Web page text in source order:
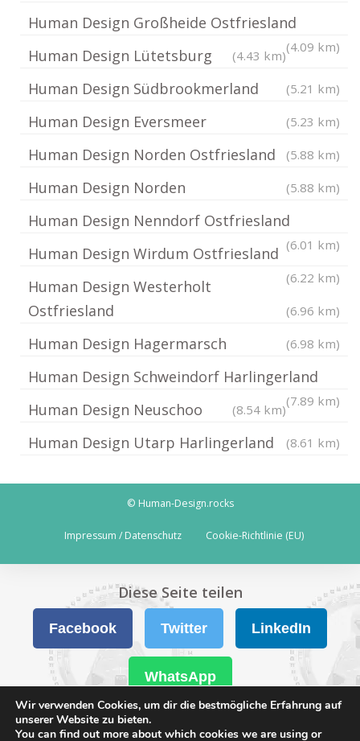
Human Design Großheide Ostfriesland
(4.09 km)
Human Design Lütetsburg (4.43 km)
Human Design Südbrookmerland (5.21 km)
Human Design Eversmeer (5.23 km)
Human Design Norden Ostfriesland (5.88 km)
Human Design Norden (5.88 km)
Human Design Nenndorf Ostfriesland
(6.01 km)
Human Design Wirdum Ostfriesland
(6.22 km)
Human Design Westerholt
Ostfriesland
(6.96 km)
Human Design Hagermarsch (6.98 km)
Human Design Schweindorf Harlingerland
(7.89 km)
Human Design Neuschoo (8.54 km)
Human Design Utarp Harlingerland (8.61 km)
© Human-Design.rocks
Impressum / Datenschutz Cookie-Richtlinie (EU)
Wir verwenden Cookies, um dir die bestmögliche Erfahrung auf
unserer Website zu bieten.
You can find out more about which cookies we are using or
Diese Seite teilen
Facebook Twitter LinkedIn
WhatsApp